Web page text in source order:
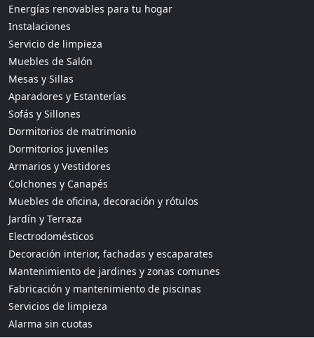
Energías renovables para tu hogar
Instalaciones
Servicio de limpieza
Muebles de Salón
Mesas y Sillas
Aparadores y Estanterías
Sofás y Sillones
Dormitorios de matrimonio
Dormitorios juveniles
Armarios y Vestidores
Colchones y Canapés
Muebles de oficina, decoración y rótulos
Jardín y Terraza
Electrodomésticos
Decoración interior, fachadas y escaparates
Mantenimiento de jardines y zonas comunes
Fabricación y mantenimiento de piscinas
Servicios de limpieza
Alarma sin cuotas